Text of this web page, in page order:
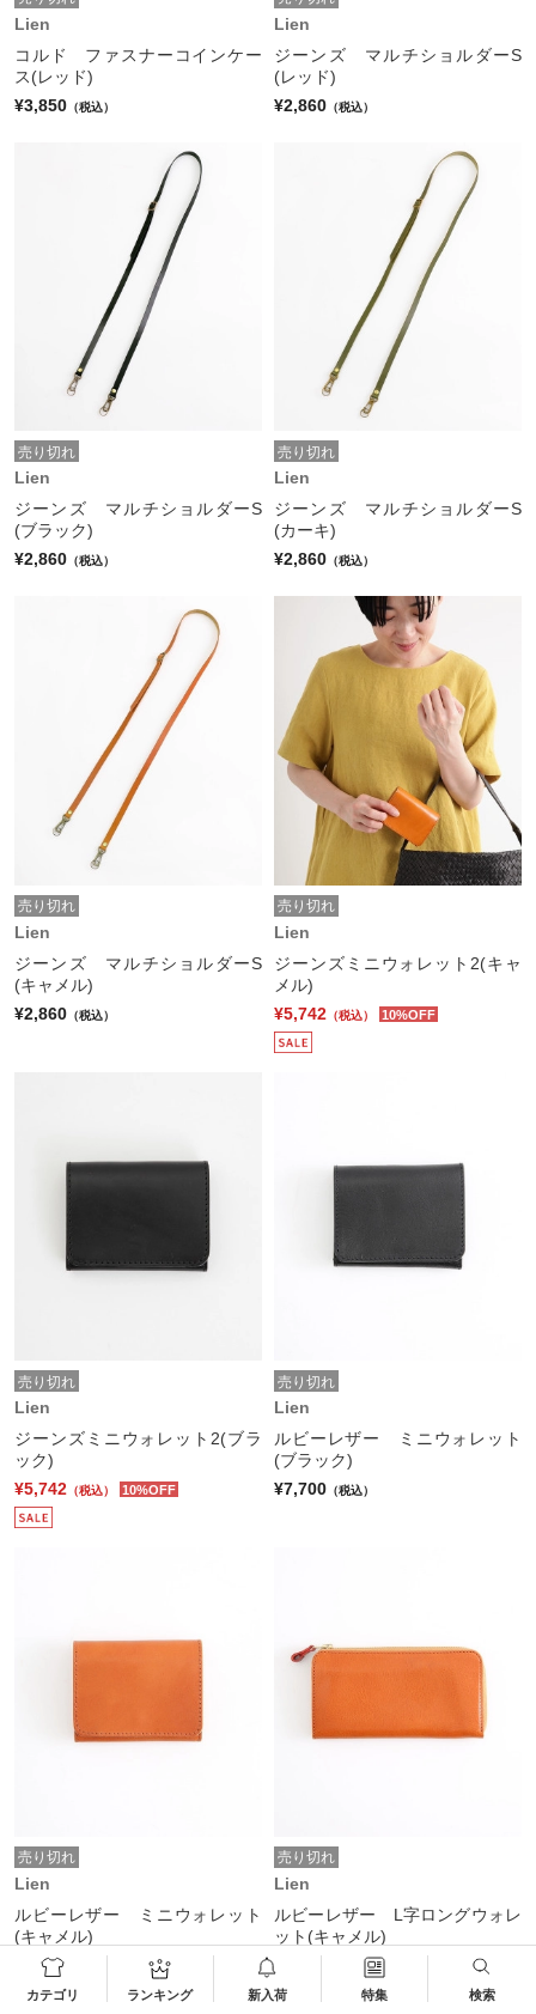
カテゴリ ランキング 新入荷 特集 検索
Lien
コルド ファスナーコインケー
ス(レッド)
¥3,850 （税込）
Lien
ジーンズ マルチショルダーS
(レッド)
¥2,860 （税込）
売り切れ
Lien
ジーンズ マルチショルダーS
(ブラック)
¥2,860 （税込）
売り切れ
Lien
ジーンズ マルチショルダーS
(カーキ)
¥2,860 （税込）
売り切れ
Lien
ジーンズ マルチショルダーS
(キャメル)
¥2,860 （税込）
売り切れ
Lien
ジーンズミニウォレット2(キャ
メル)
¥5,742 （税込） 10%OFF
売り切れ
Lien
ジーンズミニウォレット2(ブラ
ック)
¥5,742 （税込） 10%OFF
売り切れ
Lien
ルビーレザー ミニウォレット
(ブラック)
¥7,700 （税込）
売り切れ
Lien
ルビーレザー ミニウォレット
(キャメル)
¥7,700
売り切れ
Lien
ルビーレザー L字ロングウォレ
ット(キャメル)
（税込）